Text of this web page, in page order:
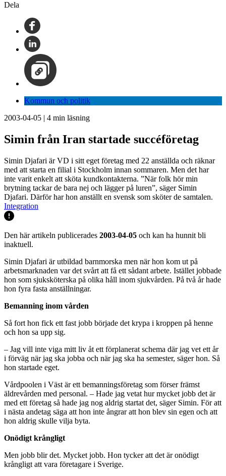
Dela
Kommun och politik
2003-04-05 | 4 min läsning
Simin från Iran startade succéföretag
Simin Djafari är VD i sitt eget företag med 22 anställda och räknar
med att starta en filial i Stockholm innan sommaren. Men det har
inte varit enkelt att sköta kundkontakterna. ”När folk hör min
brytning tackar de bara nej och lägger på luren”, säger Simin
Djafari. Därför har hon anställt en svensk som sköter de samtalen.
Integration
Den här artikeln publicerades 2003-04-05 och kan ha hunnit bli
inaktuell.
Simin Djafari är utbildad barnmorska men när hon kom ut på
arbetsmarknaden var det svårt att få ett sådant arbete. Istället jobbade
hon som sjuksköterska på olika håll inom sjukvården. På två år hade
hon fyra fasta anställningar.
Bemanning inom vården
Så fort hon fick ett fast jobb började det krypa i kroppen på henne
och hon sa upp sig.
– Jag vill inte viga mitt liv åt ett förplanerat schema där jag vet ett år
i förväg när jag ska jobba och när jag ska ha semester, säger hon. Så
hon startade eget.
Vårdpoolen i Väst är ett bemanningsföretag som förser främst
äldrevården med personal. – Hade jag vetat hur mycket jobb det är
med ett företag så hade jag nog aldrig startat det, säger Simin. För att
i nästa andetag säga att hon inte ångrar att hon blev sin egen och att
hon aldrig skulle vilja byta.
Onödigt krångligt
Men jobb blir det. Mycket jobb. Hon tycker att det är onödigt
krångligt att vara företagare i Sverige.